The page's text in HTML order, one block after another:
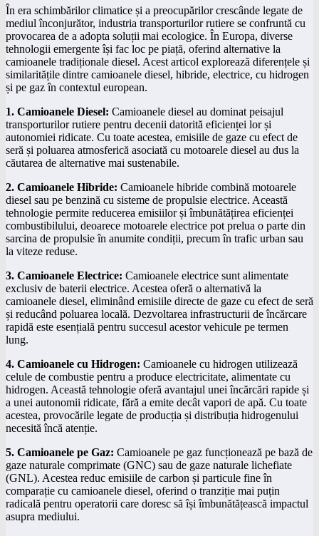
În era schimbărilor climatice și a preocupărilor crescânde legate de
mediul înconjurător, industria transporturilor rutiere se confruntă cu
provocarea de a adopta soluții mai ecologice. În Europa, diverse
tehnologii emergente își fac loc pe piață, oferind alternative la
camioanele tradiționale diesel. Acest articol explorează diferențele și
similaritățile dintre camioanele diesel, hibride, electrice, cu hidrogen
și pe gaz în contextul european.
1. Camioanele Diesel: Camioanele diesel au dominat peisajul
transporturilor rutiere pentru decenii datorită eficienței lor și
autonomiei ridicate. Cu toate acestea, emisiile de gaze cu efect de
seră și poluarea atmosferică asociată cu motoarele diesel au dus la
căutarea de alternative mai sustenabile.
2. Camioanele Hibride: Camioanele hibride combină motoarele
diesel sau pe benzină cu sisteme de propulsie electrice. Această
tehnologie permite reducerea emisiilor și îmbunătățirea eficienței
combustibilului, deoarece motoarele electrice pot prelua o parte din
sarcina de propulsie în anumite condiții, precum în trafic urban sau
la viteze reduse.
3. Camioanele Electrice: Camioanele electrice sunt alimentate
exclusiv de baterii electrice. Acestea oferă o alternativă la
camioanele diesel, eliminând emisiile directe de gaze cu efect de seră
și reducând poluarea locală. Dezvoltarea infrastructurii de încărcare
rapidă este esențială pentru succesul acestor vehicule pe termen
lung.
4. Camioanele cu Hidrogen: Camioanele cu hidrogen utilizează
celule de combustie pentru a produce electricitate, alimentate cu
hidrogen. Această tehnologie oferă avantajul unei încărcări rapide și
a unei autonomii ridicate, fără a emite decât vapori de apă. Cu toate
acestea, provocările legate de producția și distribuția hidrogenului
necesită încă atenție.
5. Camioanele pe Gaz: Camioanele pe gaz funcționează pe bază de
gaze naturale comprimate (GNC) sau de gaze naturale lichefiate
(GNL). Acestea reduc emisiile de carbon și particule fine în
comparație cu camioanele diesel, oferind o tranziție mai puțin
radicală pentru operatorii care doresc să își îmbunătățească impactul
asupra mediului.